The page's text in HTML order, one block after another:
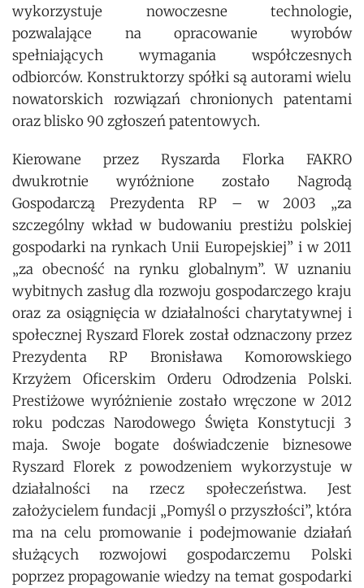
wykorzystuje nowoczesne technologie,
pozwalające na opracowanie wyrobów
spełniających wymagania współczesnych
odbiorców. Konstruktorzy spółki są autorami wielu
nowatorskich rozwiązań chronionych patentami
oraz blisko 90 zgłoszeń patentowych.
Kierowane przez Ryszarda Florka FAKRO
dwukrotnie wyróżnione zostało Nagrodą
Gospodarczą Prezydenta RP – w 2003 „za
szczególny wkład w budowaniu prestiżu polskiej
gospodarki na rynkach Unii Europejskiej” i w 2011
„za obecność na rynku globalnym”. W uznaniu
wybitnych zasług dla rozwoju gospodarczego kraju
oraz za osiągnięcia w działalności charytatywnej i
społecznej Ryszard Florek został odznaczony przez
Prezydenta RP Bronisława Komorowskiego
Krzyżem Oficerskim Orderu Odrodzenia Polski.
Prestiżowe wyróżnienie zostało wręczone w 2012
roku podczas Narodowego Święta Konstytucji 3
maja. Swoje bogate doświadczenie biznesowe
Ryszard Florek z powodzeniem wykorzystuje w
działalności na rzecz społeczeństwa. Jest
założycielem fundacji „Pomyśl o przyszłości”, która
ma na celu promowanie i podejmowanie działań
służących rozwojowi gospodarczemu Polski
poprzez propagowanie wiedzy na temat gospodarki